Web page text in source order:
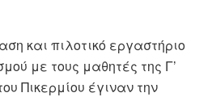
και πιλοτικό εργαστήριο
με τους μαθητές της Γ’
Πικερμίου έγιναν την